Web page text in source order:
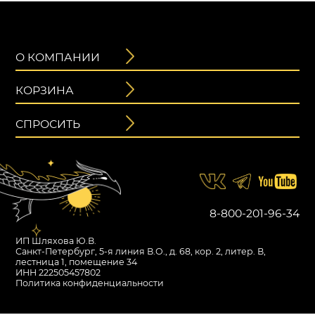
О КОМПАНИИ
КОРЗИНА
СПРОСИТЬ
ИП Шляхова Ю.В.
Санкт-Петербург, 5-я линия В.О., д. 68, кор. 2, литер. В,
лестница 1, помещение 34
ИНН 222505457802
Политика конфиденциальности
8-800-201-96-34